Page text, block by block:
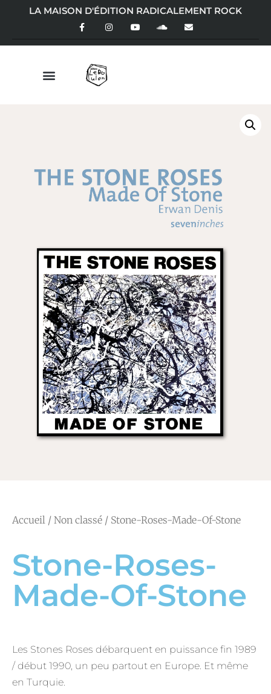
LA MAISON D'ÉDITION RADICALEMENT ROCK
Accueil / Non classé / Stone-Roses-Made-Of-Stone
Stone-Roses-
Made-Of-Stone
Les Stones Roses débarquent en puissance fin 1989
/ début 1990, un peu partout en Europe. Et même
en Turquie.